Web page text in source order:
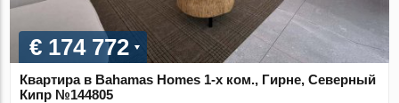
€ 174 772
Квартира в Bahamas Homes 1-х ком., Гирне, Северный
Кипр №144805